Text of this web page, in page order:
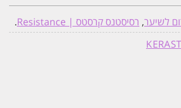
לשיער, רסיסטנס קרסטס | Resistance
.